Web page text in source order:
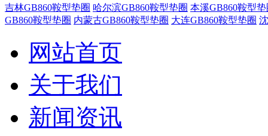
吉林GB860鞍型垫圈 哈尔滨GB860鞍型垫圈 本溪GB860鞍型
GB860鞍型垫圈 内蒙古GB860鞍型垫圈 大连GB860鞍型垫圈
网站首页
关于我们
新闻资讯